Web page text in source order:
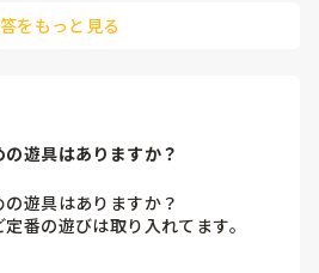
ばそれでOKでもないですし。
省とかが大切だと思うので(わざ
子と話をしたり、本人が理解納
い私は、毎日モヤモヤしていま
さいは‼️」と子どもを責める言葉
いです。
責められてるとしたら辛いです。
をもっと見る
遊具はありますか？
遊具はありますか？
番の遊びは取り入れてます。
?!と思うようなユニークな遊びが